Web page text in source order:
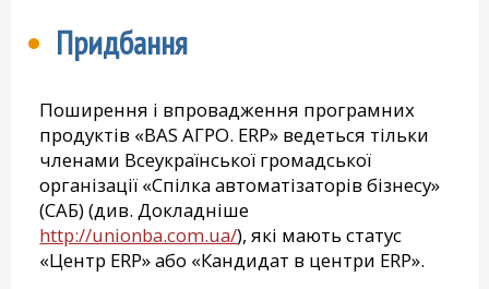
Придбання
Поширення і впровадження програмних
продуктів «BAS АГРО. ERP» ведеться тільки
членами Всеукраїнської громадської
організації «Спілка автоматізаторів бізнесу»
(САБ) (див. Докладніше
http://unionba.com.ua/), які мають статус
«Центр ERP» або «Кандидат в центри ERP».